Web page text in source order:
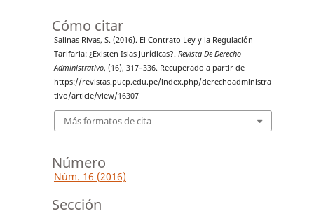
Cómo citar
Salinas Rivas, S. (2016). El Contrato Ley y la Regulación
Tarifaria: ¿Existen Islas Jurídicas?. Revista De Derecho
Administrativo, (16), 317–336. Recuperado a partir de
https://revistas.pucp.edu.pe/index.php/derechoadministra
tivo/article/view/16307
Más formatos de cita
Número
Núm. 16 (2016)
Sección